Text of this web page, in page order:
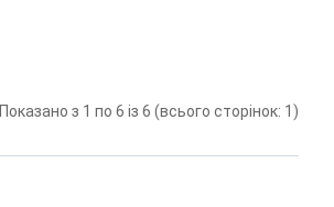
Показано з 1 по 6 із 6 (всього сторінок: 1)